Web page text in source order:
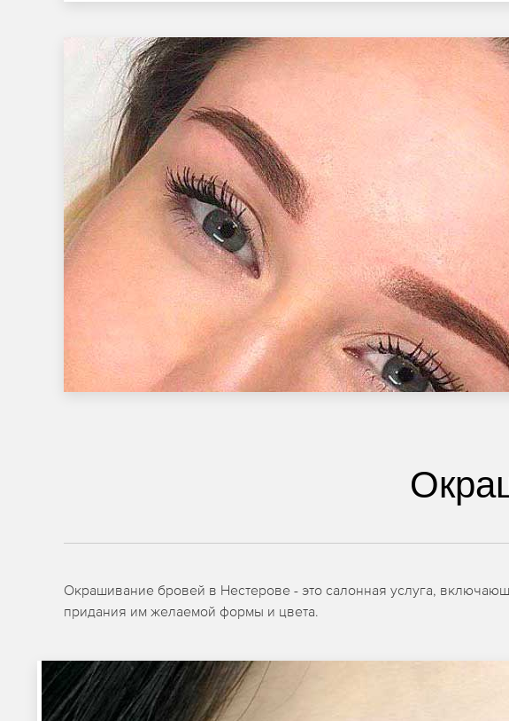
Окрашивание бровей в Нестерове - это салонная услуга,
придания им желаемой формы и цвета.